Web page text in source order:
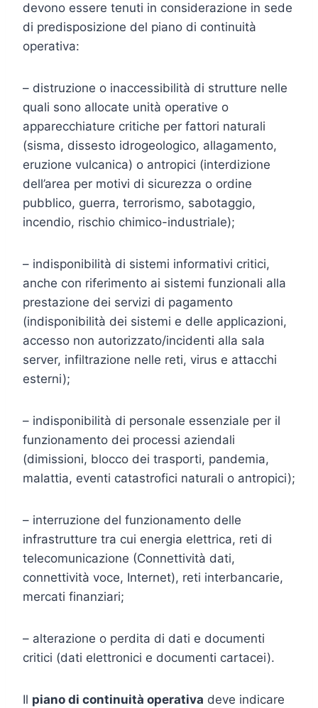
devono essere tenuti in considerazione in sede
di predisposizione del piano di continuità
operativa:
– distruzione o inaccessibilità di strutture nelle
quali sono allocate unità operative o
apparecchiature critiche per fattori naturali
(sisma, dissesto idrogeologico, allagamento,
eruzione vulcanica) o antropici (interdizione
dell’area per motivi di sicurezza o ordine
pubblico, guerra, terrorismo, sabotaggio,
incendio, rischio chimico-industriale);
– indisponibilità di sistemi informativi critici,
anche con riferimento ai sistemi funzionali alla
prestazione dei servizi di pagamento
(indisponibilità dei sistemi e delle applicazioni,
accesso non autorizzato/incidenti alla sala
server, infiltrazione nelle reti, virus e attacchi
esterni);
– indisponibilità di personale essenziale per il
funzionamento dei processi aziendali
(dimissioni, blocco dei trasporti, pandemia,
malattia, eventi catastrofici naturali o antropici);
– interruzione del funzionamento delle
infrastrutture tra cui energia elettrica, reti di
telecomunicazione (Connettività dati,
connettività voce, Internet), reti interbancarie,
mercati finanziari;
– alterazione o perdita di dati e documenti
critici (dati elettronici e documenti cartacei).
Il piano di continuità operativa deve indicare